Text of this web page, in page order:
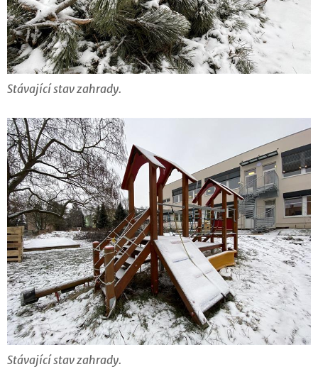
Stávající stav zahrady.
Stávající stav zahrady.